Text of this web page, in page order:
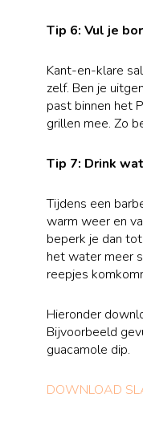
Tip 6: Vul je
Kant-en-klare
zelf. Ben je
past binnen het
grillen mee. Zo
Tip 7: Drink
Tijdens een
warm weer en
beperk je dan
het water meer
reepjes
Hieronder
Bijvoorbeeld
guacamole dip.
DOWNLOAD